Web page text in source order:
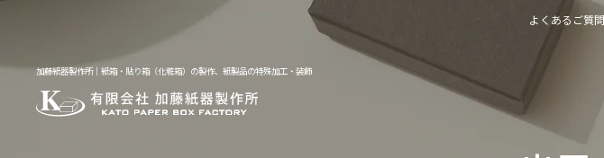
加藤紙器製作所｜紙箱・貼り箱（化粧箱）の製作、紙製品の特殊加工・装飾
よくあるご質問